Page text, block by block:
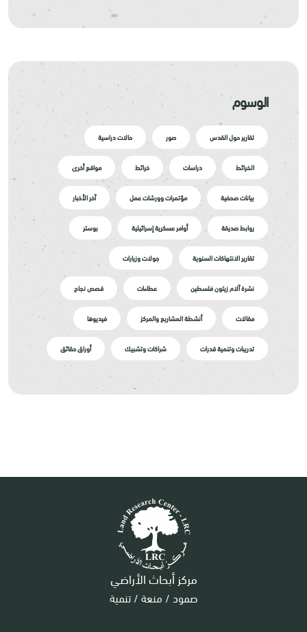
الوسوم
تقارير حول القدس صور حالات دراسية
الخرائط دراسات خرائط مواقع أخرى
بيانات صحفية مؤتمرات وورشات عمل آخر الأخبار
روابط صديقة أوامر عسكرية إسرائيلية بوستر
تقارير الانتهاكات السنوية جولات وزيارات
نشرة آلام زيتون فلسطين عطاءات قصص نجاح
مقالات أنشطة المشاريع والمركز فيديوها
تدريبات وتنمية قدرات شراكات وتشبيك أوراق حقائق
مركز أبحاث الأراضي
صمود / منعة / تنمية